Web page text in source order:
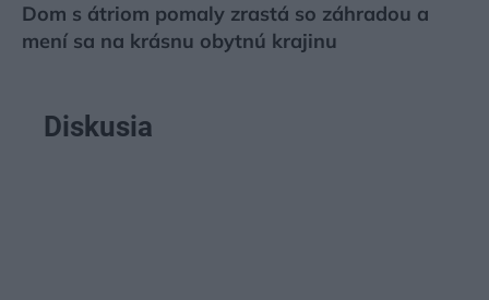
Dom s átriom pomaly zrastá so záhradou a
mení sa na krásnu obytnú krajinu
Diskusia